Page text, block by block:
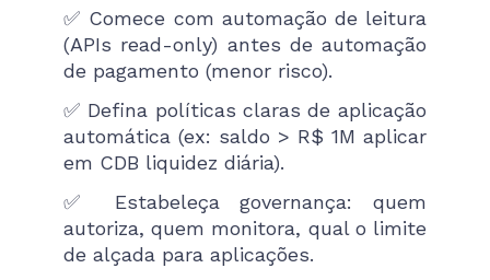
✅ Comece com automação de leitura
(APIs read-only) antes de automação
de pagamento (menor risco).
✅ Defina políticas claras de aplicação
automática (ex: saldo > R$ 1M aplicar
em CDB liquidez diária).
✅ Estabeleça governança: quem
autoriza, quem monitora, qual o limite
de alçada para aplicações.